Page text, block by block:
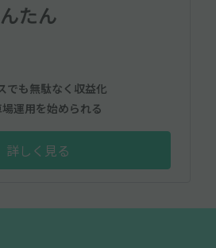
たん
でも無駄なく収益化
運用を始められる
詳しく見る